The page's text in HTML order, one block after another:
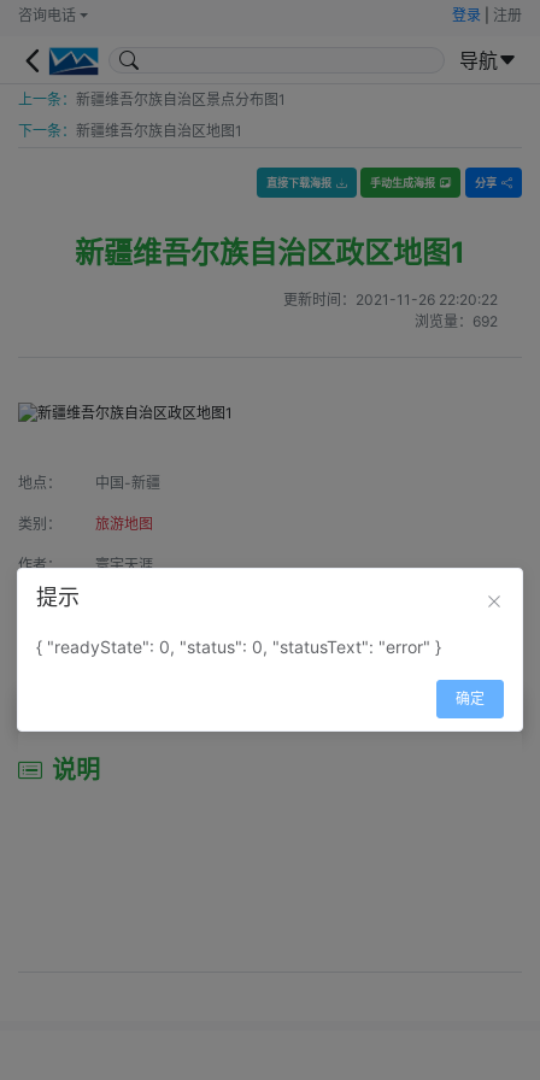
咨询电话 登录 注册
导航
上一条： 新疆维吾尔族自治区景点分布图1
下一条： 新疆维吾尔族自治区地图1
直接下载海报 手动生成海报 分享
新疆维吾尔族自治区政区地图1
更新时间： 2021-11-26 22:20:22
浏览量： 692
地点： 中国-新疆
类别： 旅游地图
作者： 寰宇天涯
来源：
属性： 地图属性： 地图类型-行政区划图
说明
提示
{ "readyState": 0, "status": 0, "statusText": "error" }
确定